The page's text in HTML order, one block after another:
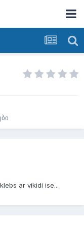
ar vikidi ise...